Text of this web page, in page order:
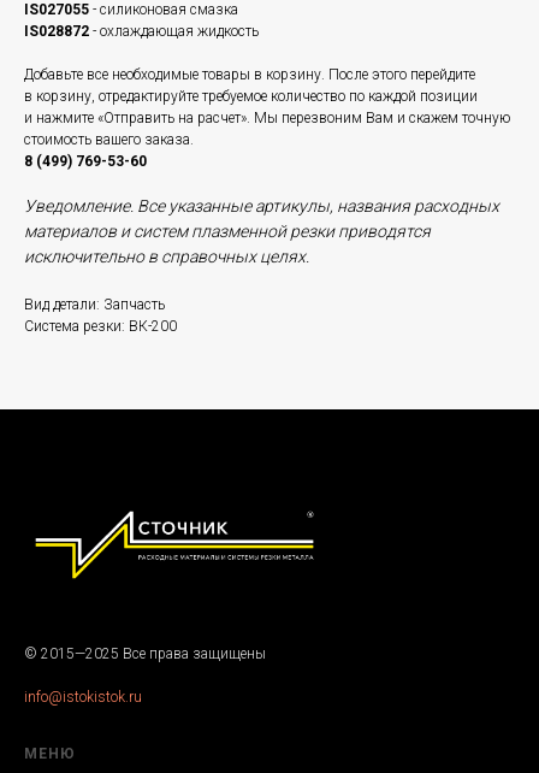
IS027055 - силиконовая смазка
IS028872 - охлаждающая жидкость
Добавьте все необходимые товары в корзину. После этого перейдите
в корзину, отредактируйте требуемое количество по каждой позиции
и нажмите «Отправить на расчет». Мы перезвоним Вам и скажем точную
стоимость вашего заказа.
8 (499) 769-53-60
Уведомление. Все указанные артикулы, названия расходных
материалов и систем плазменной резки приводятся
исключительно в справочных целях.
Вид детали: Запчасть
Система резки: ВК-200
© 2015—2025 Все права защищены
info@istokistok.ru
МЕНЮ